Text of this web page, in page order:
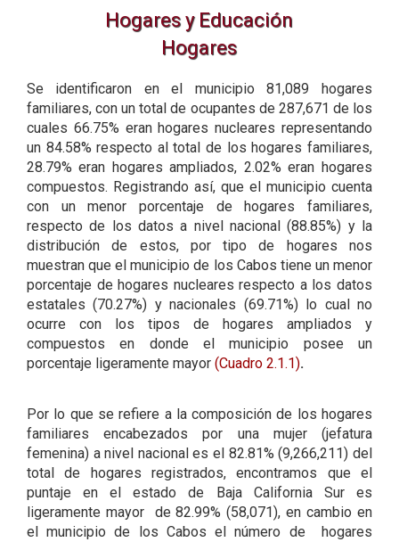
Hogares y Educación
Hogares
Se identificaron en el municipio 81,089 hogares
familiares, con un total de ocupantes de 287,671 de los
cuales 66.75% eran hogares nucleares representando
un 84.58% respecto al total de los hogares familiares,
28.79% eran hogares ampliados, 2.02% eran hogares
compuestos. Registrando así, que el municipio cuenta
con un menor porcentaje de hogares familiares,
respecto de los datos a nivel nacional (88.85%) y la
distribución de estos, por tipo de hogares nos
muestran que el municipio de los Cabos tiene un menor
porcentaje de hogares nucleares respecto a los datos
estatales (70.27%) y nacionales (69.71%) lo cual no
ocurre con los tipos de hogares ampliados y
compuestos en donde el municipio posee un
porcentaje ligeramente mayor (Cuadro 2.1.1).
Por lo que se refiere a la composición de los hogares
familiares encabezados por una mujer (jefatura
femenina) a nivel nacional es el 82.81% (9,266,211) del
total de hogares registrados, encontramos que el
puntaje en el estado de Baja California Sur es
ligeramente mayor de 82.99% (58,071), en cambio en
el municipio de los Cabos el número de hogares